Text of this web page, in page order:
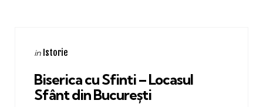
Categories
Posted
in Istorie
Biserica cu Sfinti – Locasul
Sfânt din București